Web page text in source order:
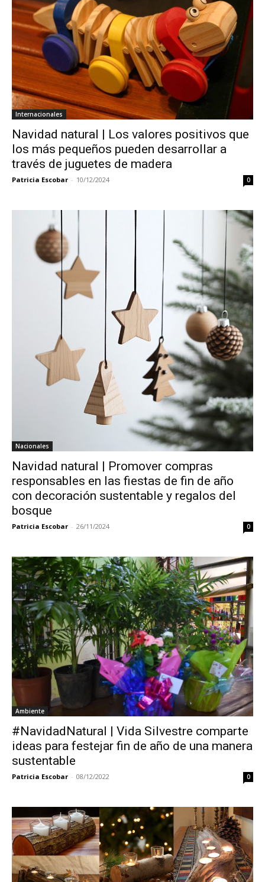
Internacionales
Navidad natural | Los valores positivos que
los más pequeños pueden desarrollar a
través de juguetes de madera
Patricia Escobar - 10/12/2024 0
Nacionales
Navidad natural | Promover compras
responsables en las fiestas de fin de año
con decoración sustentable y regalos del
bosque
Patricia Escobar - 26/11/2024 0
Ambiente
#NavidadNatural | Vida Silvestre comparte
ideas para festejar fin de año de una manera
sustentable
Patricia Escobar - 08/12/2022 0